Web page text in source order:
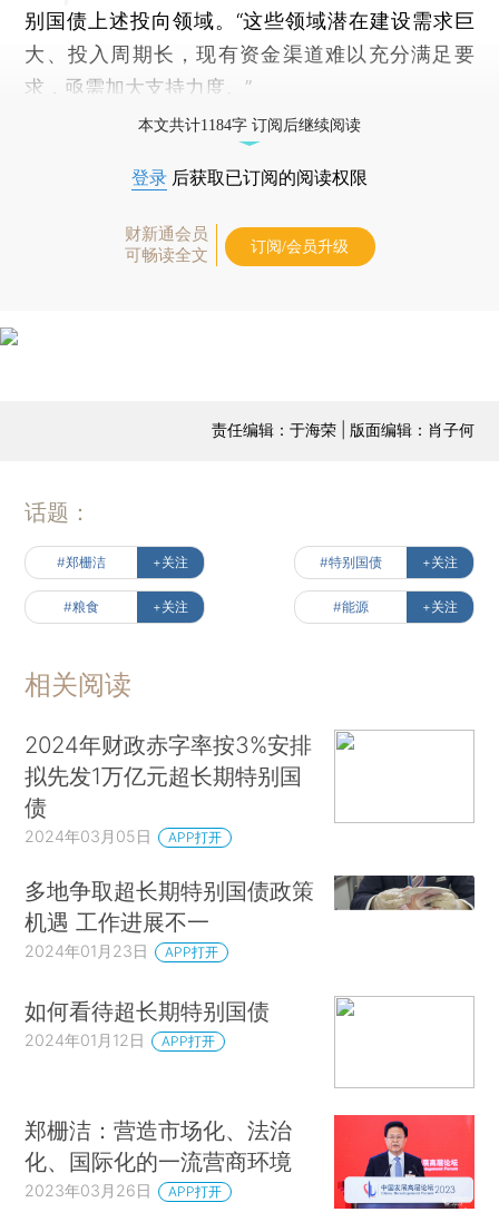
别国债上述投向领域。“这些领域潜在建设需求巨
大、投入周期长，现有资金渠道难以充分满足要
求，亟需加大支持力度。”
本文共计1184字 订阅后继续阅读
登录 后获取已订阅的阅读权限
财新通会员
可畅读全文
订阅/会员升级
责任编辑：于海荣 | 版面编辑：肖子何
话题：
#郑栅洁 +关注 #特别国债 +关注
#粮食 +关注 #能源 +关注
相关阅读
2024年财政赤字率按3%安排
拟先发1万亿元超长期特别国
债
2024年03月05日 APP打开
多地争取超长期特别国债政策
机遇 工作进展不一
2024年01月23日 APP打开
如何看待超长期特别国债
2024年01月12日 APP打开
郑栅洁：营造市场化、法治
化、国际化的一流营商环境
2023年03月26日 APP打开